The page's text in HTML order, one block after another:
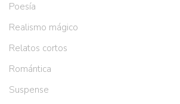
Poesía
Realismo mágico
Relatos cortos
Romántica
Suspense